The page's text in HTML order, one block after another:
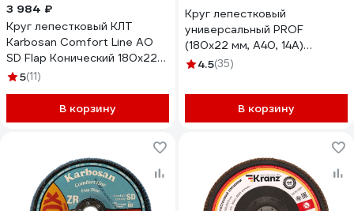
3 984 ₽
Круг лепестковый КЛТ
Karbosan Comfort Line AO
SD Flap Конический 180x22
мм/Р60 (10 шт) KAR-981780-
5(11)
В корзину
Круг лепестковый
универсальный PROF
(180х22 мм, А40, 14А)
Tsunami КЛТ1
4.5(35)
В корзину